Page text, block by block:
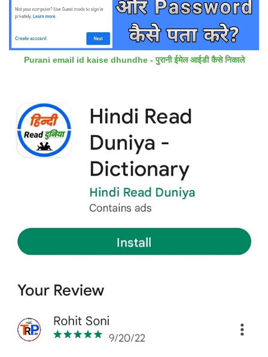
Purani email id kaise dhundhe - पुरानी ईमेल आईडी कैसे निकाले